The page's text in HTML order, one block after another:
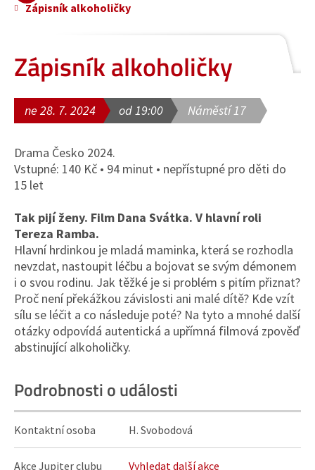
Zápisník alkoholičky
Zápisník alkoholičky
ne 28. 7. 2024 od 19:00 Náměstí 17
Drama Česko 2024.
Vstupné: 140 Kč • 94 minut • nepřístupné pro děti do
15 let
Tak pijí ženy. Film Dana Svátka. V hlavní roli
Tereza Ramba.
Hlavní hrdinkou je mladá maminka, která se rozhodla
nevzdat, nastoupit léčbu a bojovat se svým démonem
i o svou rodinu. Jak těžké je si problém s pitím přiznat?
Proč není překážkou závislosti ani malé dítě? Kde vzít
sílu se léčit a co následuje poté? Na tyto a mnohé další
otázky odpovídá autentická a upřímná filmová zpověď
abstinující alkoholičky.
Podrobnosti o události
Kontaktní osoba H. Svobodová
Akce Jupiter clubu Vyhledat další akce